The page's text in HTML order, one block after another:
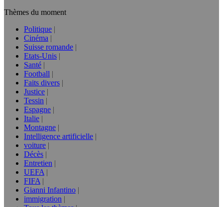
Thèmes du moment
Politique
Cinéma
Suisse romande
Etats-Unis
Santé
Football
Faits divers
Justice
Tessin
Espagne
Italie
Montagne
Intelligence artificielle
voiture
Décès
Entretien
UEFA
FIFA
Gianni Infantino
immigration